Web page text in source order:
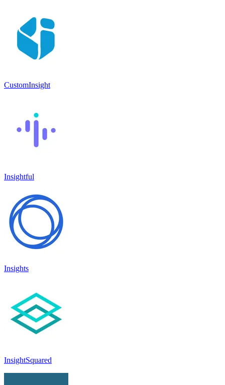
CustomInsight
Insightful
Insights
InsightSquared